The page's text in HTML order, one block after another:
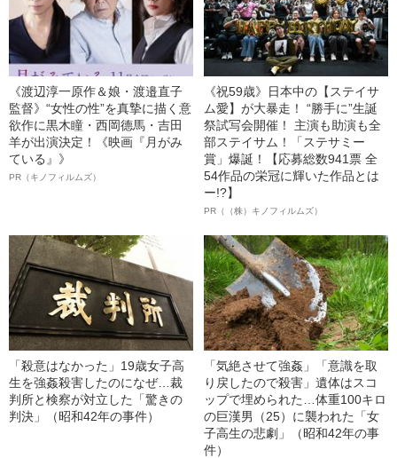
《渡辺淳一原作＆娘・渡邉直子
監督》“女性の性”を真摯に描く意
欲作に黒木瞳・西岡德馬・吉田
羊が出演決定！《映画『月がみ
ている』》
PR（キノフィルムズ）
《祝59歳》日本中の【ステイサ
ム愛】が大暴走！ “勝手に”生誕
祭試写会開催！ 主演も助演も全
部ステイサム！「ステサミー
賞」爆誕！【応募総数941票 全
54作品の栄冠に輝いた作品とは
ー!?】
PR（（株）キノフィルムズ）
「殺意はなかった」19歳女子高
生を強姦殺害したのになぜ…裁
判所と検察が対立した「驚きの
判決」（昭和42年の事件）
「気絶させて強姦」「意識を取
り戻したので殺害」遺体はスコ
ップで埋められた…体重100キロ
の巨漢男（25）に襲われた「女
子高生の悲劇」（昭和42年の事
件）